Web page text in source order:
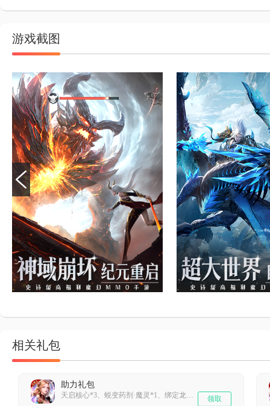
游戏截图
相关礼包
助力礼包
天启核心*3、蜕变药剂·魔灵*1、绑定龙晶*80、钻石*800
领取